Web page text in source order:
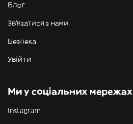
Блог
Зв'язатися з нами
Безпека
Увійти
Ми у соціальних мережах
Instagram